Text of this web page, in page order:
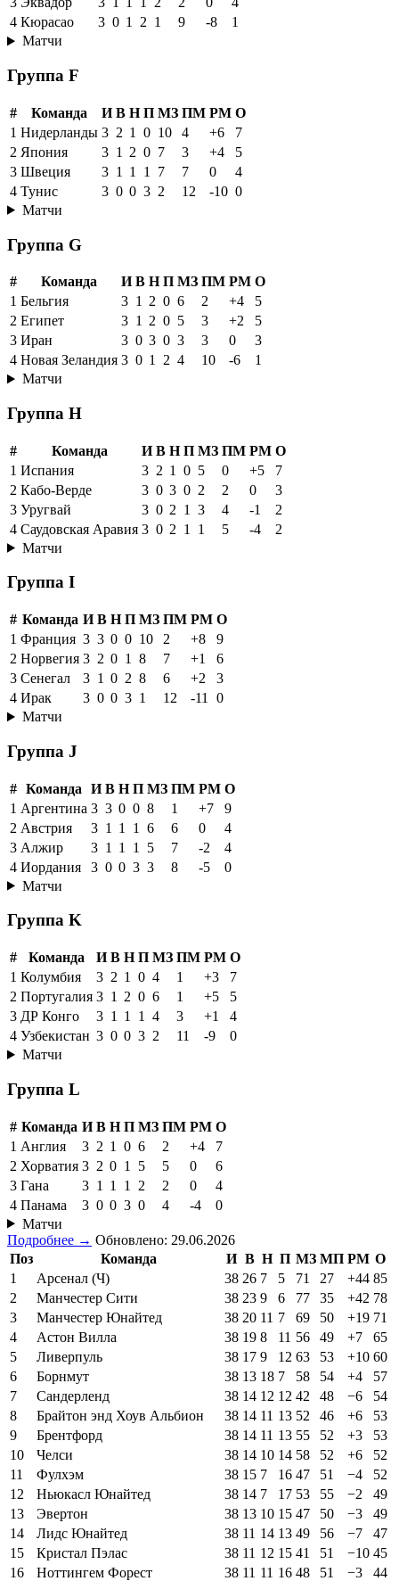
4 Кюрасао 3 0 1 2 1 9 -8
1
Матчи
Группа F
# Команда И В Н П МЗ ПМ РМ О
1 Нидерланды 3 2 1 0 10 4 +6
7
2 Япония 3 1 2 0 7 3 +4
5
3 Швеция 3 1 1 1 7 7 0
4
4 Тунис 3 0 0 3 2 12 -10 0
Матчи
Группа G
# Команда И В Н П МЗ ПМ РМ О
1 Бельгия 3 1 2 0 6 2 +4
5
2 Египет 3 1 2 0 5 3 +2
5
3 Иран 3 0 3 0 3 3 0
3
4 Новая Зеландия 3 0 1 2 4 10 -6
1
Матчи
Группа H
# Команда И В Н П МЗ ПМ РМ О
1 Испания 3 2 1 0 5 0 +5
7
2 Кабо-Верде 3 0 3 0 2 2 0
3
3 Уругвай 3 0 2 1 3 4 -1
2
4 Саудовская Аравия 3 0 2 1 1 5 -4
2
Матчи
Группа I
# Команда И В Н П МЗ ПМ РМ О
1 Франция 3 3 0 0 10 2 +8
9
2 Норвегия 3 2 0 1 8 7 +1
6
3 Сенегал 3 1 0 2 8 6 +2
3
4 Ирак 3 0 0 3 1 12 -11
0
Матчи
Группа J
# Команда И В Н П МЗ ПМ РМ О
1 Аргентина 3 3 0 0 8 1 +7
9
2 Австрия 3 1 1 1 6 6 0
4
3 Алжир 3 1 1 1 5 7 -2
4
4 Иордания 3 0 0 3 3 8 -5
0
Матчи
Группа K
# Команда И В Н П МЗ ПМ РМ О
1 Колумбия 3 2 1 0 4 1 +3
7
2 Португалия 3 1 2 0 6 1 +5
5
3 ДР Конго 3 1 1 1 4 3 +1
4
4 Узбекистан 3 0 0 3 2 11 -9
0
Матчи
Группа L
# Команда И В Н П МЗ ПМ РМ О
1 Англия 3 2 1 0 6 2 +4
7
2 Хорватия 3 2 0 1 5 5 0
6
3 Гана 3 1 1 1 2 2 0
4
4 Панама 3 0 0 3 0 4 -4
0
Матчи
Подробнее → Обновлено: 29.06.2026
Поз
Команда И В Н П МЗ МП РМ О
1
Арсенал (Ч) 38 26 7 5 71 27 +44 85
2
Манчестер Сити 38 23 9 6 77 35 +42 78
3
Манчестер Юнайтед 38 20 11 7 69 50 +19 71
4
Астон Вилла 38 19 8 11 56 49 +7
65
5
Ливерпуль 38 17 9 12 63 53 +10 60
6
Борнмут 38 13 18 7 58 54 +4
57
7
Сандерленд 38 14 12 12 42 48 −6
54
8
Брайтон энд Хоув Альбион 38 14 11 13 52 46 +6
53
9
Брентфорд 38 14 11 13 55 52 +3
53
10
Челси 38 14 10 14 58 52 +6
52
11
Фулхэм 38 15 7 16 47 51 −4
52
12
Ньюкасл Юнайтед 38 14 7 17 53 55 −2
49
13
Эвертон 38 13 10 15 47 50 −3
49
14
Лидс Юнайтед 38 11 14 13 49 56 −7
47
15
Кристал Пэлас 38 11 12 15 41 51 −10 45
16
Ноттингем Форест 38 11 11 16 48 51 −3
44